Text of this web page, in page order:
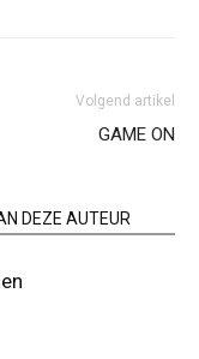
Volgend artikel
GAME ON
DEZE AUTEUR